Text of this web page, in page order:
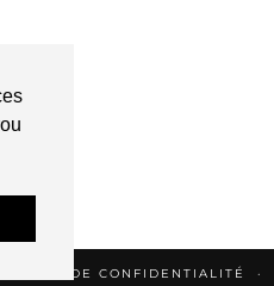
DE CONFIDENTIALITÉ